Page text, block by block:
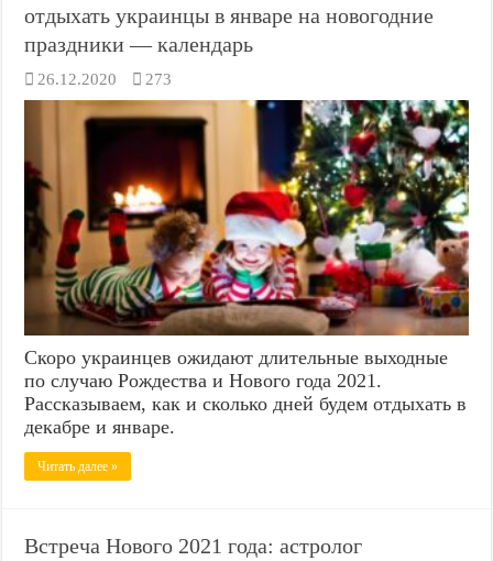
отдыхать украинцы в январе на новогодние
праздники — календарь
26.12.2020 273
Скоро украинцев ожидают длительные выходные
по случаю Рождества и Нового года 2021.
Рассказываем, как и сколько дней будем отдыхать в
декабре и январе.
Читать далее »
Встреча Нового 2021 года: астролог